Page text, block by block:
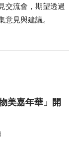
交流會，期望透過
見與建議。
美嘉年華」開